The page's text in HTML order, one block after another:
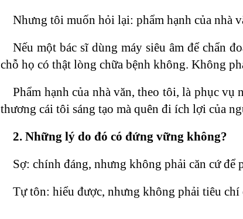
Nhưng tôi muốn hỏi lại: phẩm hạnh của nhà
Nếu một bác sĩ dùng máy siêu âm để chẩn
chỗ họ có thật lòng chữa bệnh không. Không
Phẩm hạnh của nhà văn, theo tôi, là phục vụ
thương cái tôi sáng tạo mà quên đi ích lợi của
2. Những lý do đó có đứng vững không?
Sợ: chính đáng, nhưng không phải căn cứ để
Tự tôn: hiểu được, nhưng không phải tiêu chí